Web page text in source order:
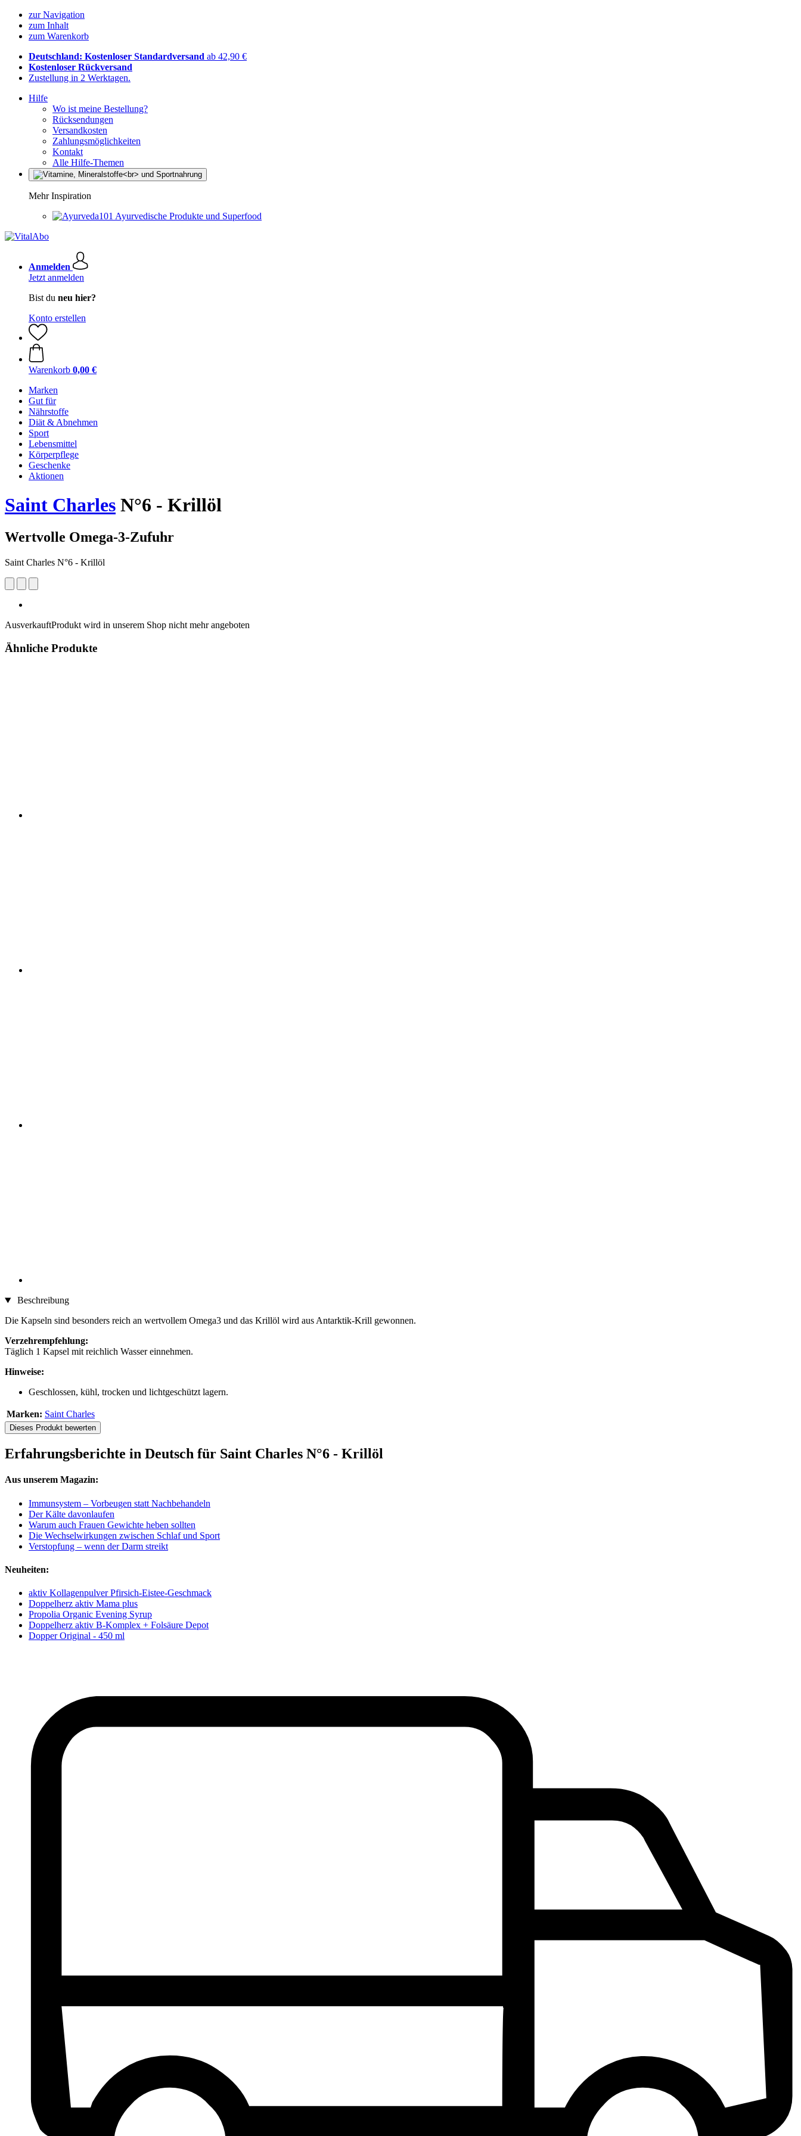
zur Navigation
zum Inhalt
zum Warenkorb
Deutschland: Kostenloser Standardversand ab 42,90 €
Kostenloser Rückversand
Zustellung in 2 Werktagen.
Hilfe
Wo ist meine Bestellung?
Rücksendungen
Versandkosten
Zahlungsmöglichkeiten
Kontakt
Alle Hilfe-Themen
Mehr Inspiration
Ayurvedische Produkte und Superfood
Anmelden
Jetzt anmelden
Bist du neu hier?
Konto erstellen
Warenkorb 0,00 €
Marken
Gut für
Nährstoffe
Diät & Abnehmen
Sport
Lebensmittel
Körperpflege
Geschenke
Aktionen
Saint Charles N°6 - Krillöl
Wertvolle Omega-3-Zufuhr
Saint Charles N°6 - Krillöl
AusverkauftProdukt wird in unserem Shop nicht mehr angeboten
Ähnliche Produkte
Beschreibung
Die Kapseln sind besonders reich an wertvollem Omega3 und das Krillöl wird aus Antarktik-Krill gewonnen.
Verzehrempfehlung:
Täglich 1 Kapsel mit reichlich Wasser einnehmen.
Hinweise:
Geschlossen, kühl, trocken und lichtgeschützt lagern.
Marken: Saint Charles
Dieses Produkt bewerten
Erfahrungsberichte in Deutsch für Saint Charles N°6 - Krillöl
Aus unserem Magazin:
Immunsystem – Vorbeugen statt Nachbehandeln
Der Kälte davonlaufen
Warum auch Frauen Gewichte heben sollten
Die Wechselwirkungen zwischen Schlaf und Sport
Verstopfung – wenn der Darm streikt
Neuheiten:
aktiv Kollagenpulver Pfirsich-Eistee-Geschmack
Doppelherz aktiv Mama plus
Propolia Organic Evening Syrup
Doppelherz aktiv B-Komplex + Folsäure Depot
Dopper Original - 450 ml